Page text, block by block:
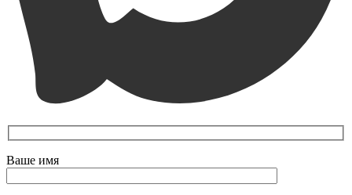
Ваше имя